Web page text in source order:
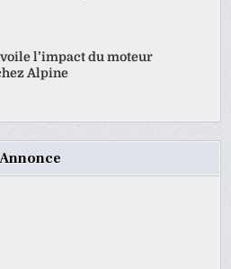
l’impact du moteur
Alpine
Annonce